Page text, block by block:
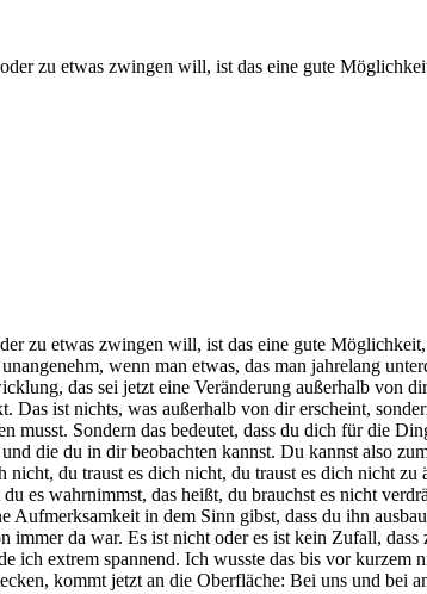
zu etwas zwingen will, ist das eine gute
zu etwas zwingen will, ist das eine gute
wenn man etwas, das man jahrelang
das sei jetzt eine Veränderung außerhalb
ist nichts, was außerhalb von dir erscheint,
musst. Sondern das bedeutet, dass du dich für die
die du in dir beobachten kannst. Du kannst also
nicht, du traust es dich nicht, du traust es dich nicht
es wahrnimmst, das heißt, du brauchst es nicht
Aufmerksamkeit in dem Sinn gibst, dass du ihn
immer da war. Es ist nicht oder es ist kein Zufall,
extrem spannend. Ich wusste das bis vor
kommt jetzt an die Oberfläche: Bei uns und